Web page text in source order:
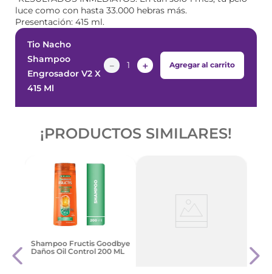
luce como con hasta 33.000 hebras más.
Presentación: 415 ml.
Tio Nacho
Shampoo
Engrosador V2 X
415 Ml
＋
－ Agregar al carrito
¡PRODUCTOS SIMILARES!
Shampoo Fructis Goodbye
Daños Oil Control 200 ML